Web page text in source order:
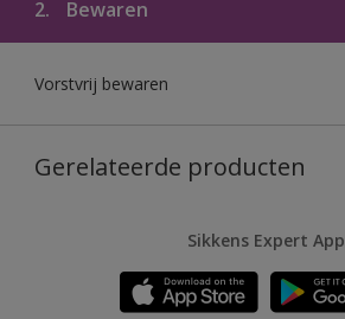
2. Bewaren
Vorstvrij bewaren
Gerelateerde producten
Sikkens Expert App